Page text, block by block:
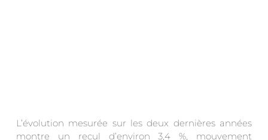
L’évolution mesurée sur les deux dernières années
montre un recul d’environ 3,4 %, mouvement